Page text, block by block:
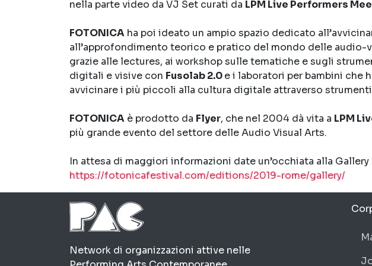
nella parte video da VJ Set curati da LPM Live Performers
FOTONICA ha poi ideato un ampio spazio dedicato
all’approfondimento teorico e pratico del mondo delle
grazie alle lectures, ai workshop sulle tematiche e sugli
digitali e visive con Fusolab 2.0e i laboratori per bambini che
avvicinare i più piccoli alla cultura digitale attraverso
FOTONICA è prodotto da Flyer, che nel 2004 dà vita a LPM
più grande evento del settore delle Audio Visual Arts.
In attesa di maggiori informazioni date un’occhiata alla Gallery
https://fotonicafestival.com/editions/2019-rome/gallery/
PAC
Network di organizzazioni attive nelle